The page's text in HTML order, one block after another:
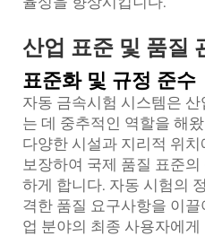
산업 표준 및 품질
표준화 및 규정 준수
자동 금속시험 시스템은
는 데 중추적인 역할을 해
다양한 시설과 지리적 위
보장하여 국제 품질 표준
하게 합니다. 자동 시험의
격한 품질 요구사항을 이
업 분야의 최종 사용자에게